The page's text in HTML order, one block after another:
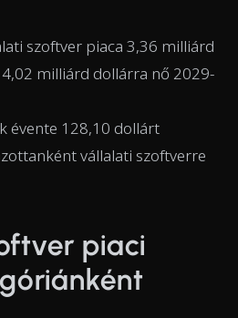
szoftver piaca 3,36 milliárd
milliárd dollárra nő 2029-
évente 128,10 dollárt
vállalati szoftverre
piaci